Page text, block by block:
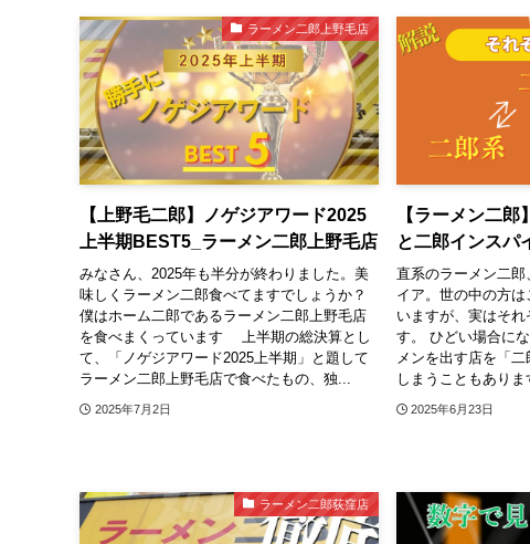
ラーメン二郎上野毛店
【上野毛二郎】ノゲジアワード2025
上半期BEST5_ラーメン二郎上野毛店
みなさん、2025年も半分が終わりました。美
味しくラーメン二郎食べてますでしょうか？
僕はホーム二郎であるラーメン二郎上野毛店
を食べまくっています 上半期の総決算とし
て、「ノゲジアワード2025上半期」と題して
ラーメン二郎上野毛店で食べたもの、独...
2025年7月2日
【ラーメン二
と二郎インスパ
直系のラーメン二
イア。世の中の方
いますが、実はそ
す。 ひどい場合に
メンを出す店を「
しまうこともありま
2025年6月23日
ラーメン二郎荻窪店